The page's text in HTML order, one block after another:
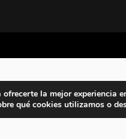
la mejor experiencia
qué cookies utilizamos o